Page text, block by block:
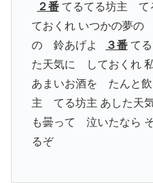
２番てるてる坊主 て
ておくれ いつかの夢の
の 鈴あげよ
３番て
た天気に しておくれ
あまいお酒を たんと
主 てる坊主 あした天
も曇って 泣いたなら
るぞ